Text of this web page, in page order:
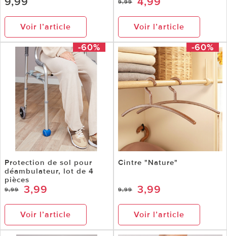
Voir l’article
9,99
Voir l’article
-60%
Protection de sol pour
déambulateur, lot de 4
pièces
9,99 3,99
Voir l’article
-60%
Cintre "Nature"
9,99 3,99
Voir l’article